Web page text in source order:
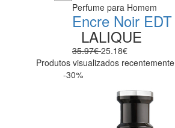
Perfume para Homem
Encre Noir EDT
LALIQUE
35.97€25.18€
Produtos visualizados recentemente
-30%